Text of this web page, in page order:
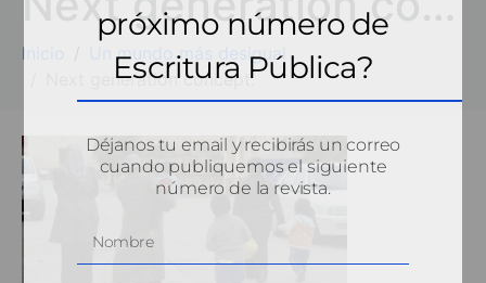
Inicio
Un mundo más desigual
Next generation concept.
próximo número de
Escritura Pública?
Déjanos tu email y recibirás un correo
cuando publiquemos el siguiente
número de la revista.